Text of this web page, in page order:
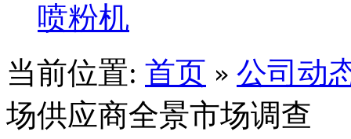
喷粉机
当前位置: 首页 » 公司动
场供应商全景市场调查